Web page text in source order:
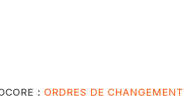
: ORDRES DE CHANGEMENT